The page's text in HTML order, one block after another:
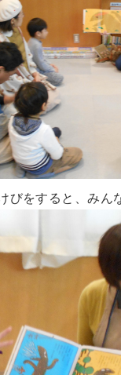
びをすると、みん